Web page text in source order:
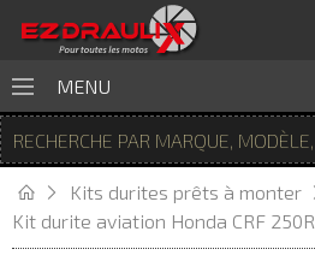
MENU
Kits durites prêts à monter
Kit durite aviation Honda CRF 250R